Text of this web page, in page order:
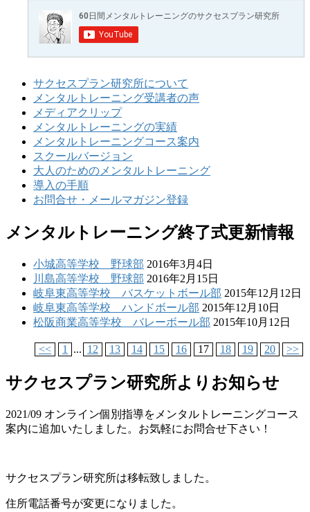
サクセスプラン研究所について
メンタルトレーニング受講者の声
メディアクリップ
メンタルトレーニングの実績
メンタルトレーニングコース案内
スクールバージョン
大人のためのメンタルトレーニング
導入の手順
お問合せ・メールマガジン登録
メンタルトレーニング終了式更新情報
小城高等学校 野球部 2016年3月4日
川島高等学校 野球部 2016年2月15日
岐阜東高等学校 バスケットボール部 2015年12月12日
岐阜東高等学校 ハンドボール部 2015年12月10日
松阪商業高等学校 バレーボール部 2015年10月12日
<< 1 ... 12 13 14 15 16 17 18 19 20 >>
サクセスプラン研究所よりお知らせ
2021/09 オンライン個別指導をメンタルトレーニングコース
案内に追加いたしました。お気軽にお問合せ下さい！
サクセスプラン研究所は移転致しました。
住所電話番号が変更になりました。